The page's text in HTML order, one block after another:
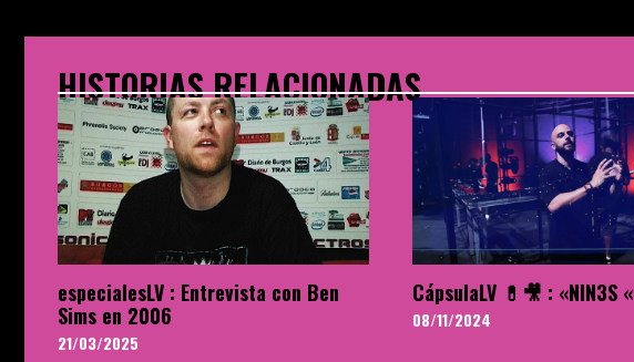
HISTORIAS RELACIONADAS
especialesLV : Entrevista con Ben
Sims en 2006
21/03/2025
CápsulaLV 💊🎥 : «NIN3S «
08/11/2024